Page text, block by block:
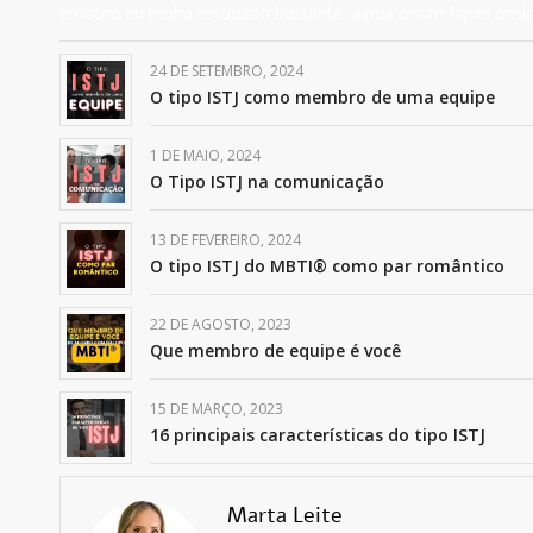
24 DE SETEMBRO, 2024
O tipo ISTJ como membro de uma equipe
1 DE MAIO, 2024
O Tipo ISTJ na comunicação
13 DE FEVEREIRO, 2024
O tipo ISTJ do MBTI® como par romântico
22 DE AGOSTO, 2023
Que membro de equipe é você
15 DE MARÇO, 2023
16 principais características do tipo ISTJ
Marta Leite